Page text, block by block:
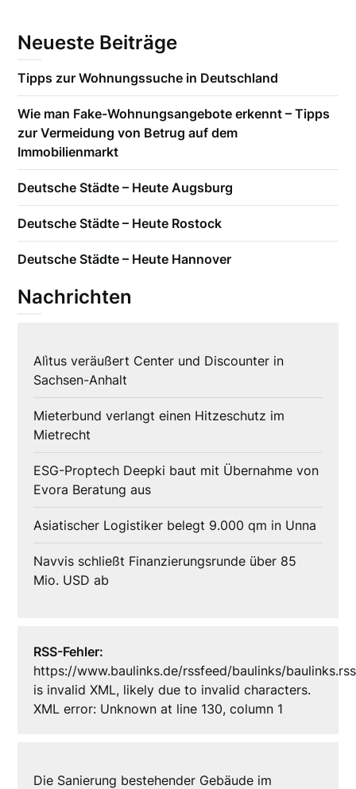
Neueste Beiträge
Tipps zur Wohnungssuche in Deutschland
Wie man Fake-Wohnungsangebote erkennt – Tipps
zur Vermeidung von Betrug auf dem
Immobilienmarkt
Deutsche Städte – Heute Augsburg
Deutsche Städte – Heute Rostock
Deutsche Städte – Heute Hannover
Nachrichten
Alìtus veräußert Center und Discounter in
Sachsen-Anhalt
Mieterbund verlangt einen Hitzeschutz im
Mietrecht
ESG-Proptech Deepki baut mit Übernahme von
Evora Beratung aus
Asiatischer Logistiker belegt 9.000 qm in Unna
Navvis schließt Finanzierungsrunde über 85
Mio. USD ab
RSS-Fehler:
https://www.baulinks.de/rssfeed/baulinks/baulinks.rss
is invalid XML, likely due to invalid characters.
XML error: Unknown at line 130, column 1
Die Sanierung bestehender Gebäude im